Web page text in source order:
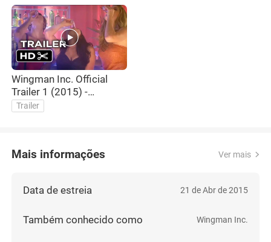
Wingman Inc. Official
Trailer 1 (2015) -
Comedy Movie HD
Trailer
Mais informações Ver mais
Data de estreia 21 de Abr de 2015
Também conhecido como Wingman Inc.